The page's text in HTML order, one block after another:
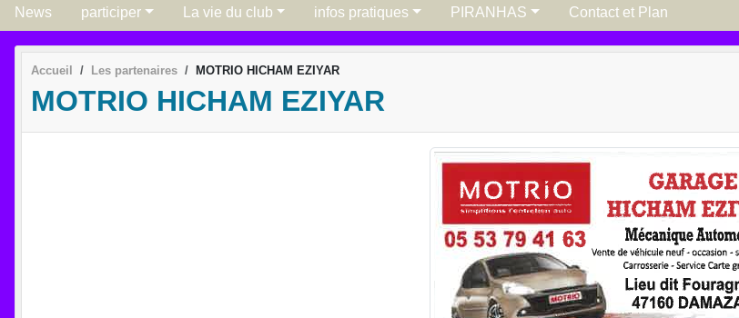
News participer La vie du club infos pratiques PIRANHAS Contact et Plan
Accueil Les partenaires MOTRIO HICHAM EZIYAR
MOTRIO HICHAM EZIYAR